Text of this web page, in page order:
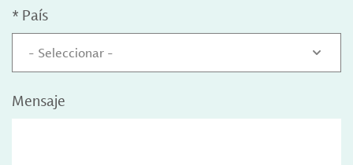
* País
- Seleccionar -
Mensaje